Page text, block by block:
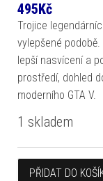
495Kč
Trojice
vylepšené
lepší nasvícení a
prostředí, dohled
moderního GTA V.
1 skladem
Grand Theft
PŘIDAT DO